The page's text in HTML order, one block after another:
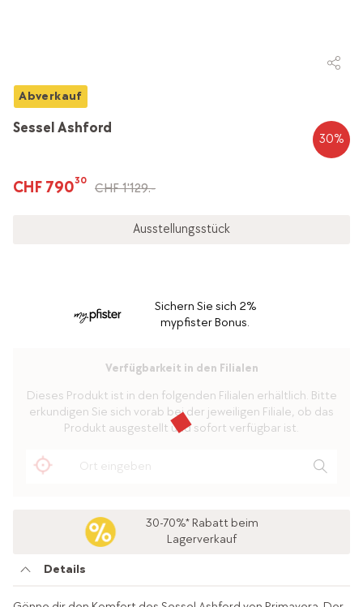
Abverkauf
Sessel Ashford
30%
CHF 79030
CHF 1'129.-
Ausstellungsstück
Sichern Sie sich 2%
mypfister Bonus.
Verfügbarkeit in den Filialen
Dieses Produkt ist in den folgenden Filialen erhältlich. Bitte
erkundigen Sie sich vorab bei der jeweiligen Filiale, ob das
Produkt ausgestellt und sofort verfügbar ist.
30-70%* Rabatt beim
Lagerverkauf
Details